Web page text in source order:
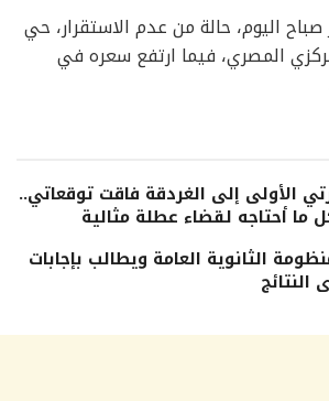
اليوم، حالة من عدم الاستقرار، حي
المصري، فيما ارتفع سعره في
الأولى إلى الغردقة فاقت توقعاتي..
ما أحتاجه لقضاء عطلة مثالية
الثانوية العامة ويطالب بإجابات